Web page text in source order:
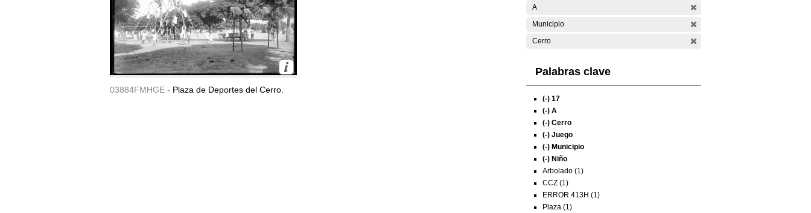
03884FMHGE - Plaza de Deportes del Cerro.
A
Municipio
Cerro
Palabras clave
(-) 17
(-) A
(-) Cerro
(-) Juego
(-) Municipio
(-) Niño
Arbolado (1)
CCZ (1)
ERROR 413H (1)
Plaza (1)